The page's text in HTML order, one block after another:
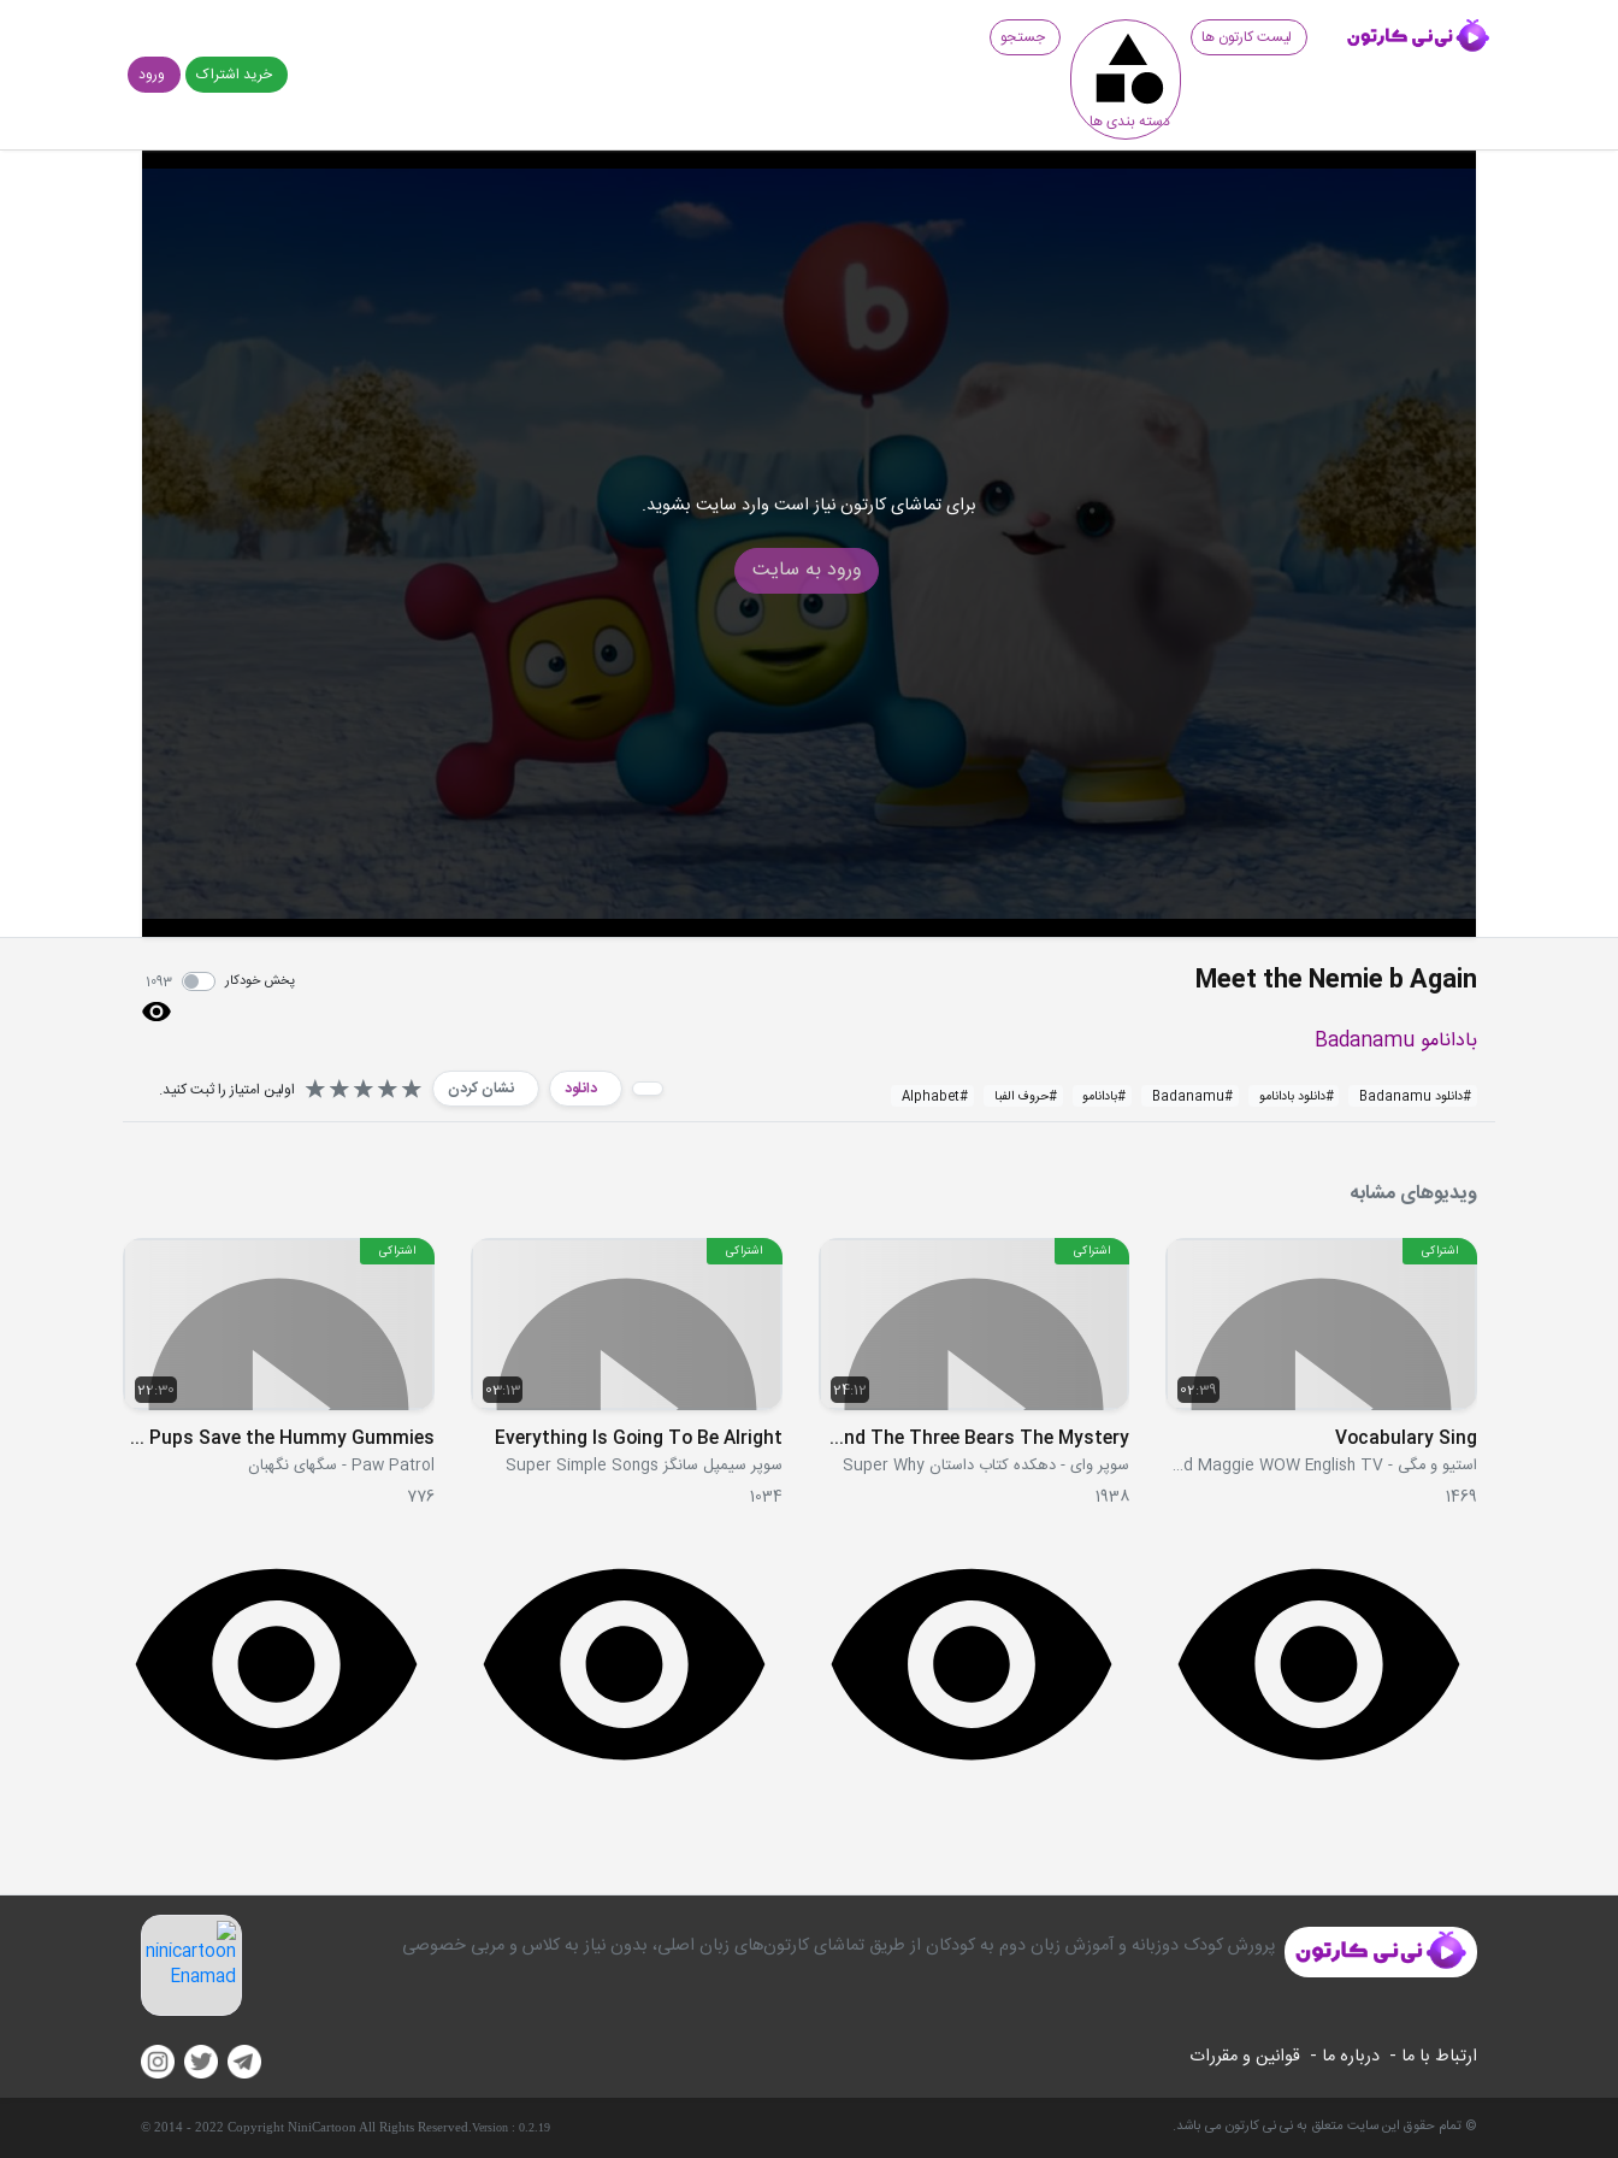
لیست کارتون ها
دسته بندی ها
جستجو
خرید اشتراک
ورود
برای تماشای کارتون نیاز است وارد سایت بشوید.
ورود به سایت
Meet the Nemie b Again پخش خودکار 1093
بادانامو Badanamu
#دانلود Badanamu #دانلود بادانامو #
Badanamu
#بادانامو #حروف الفبا #
Alphabet دانلود نشان کردن اولین امتیاز را ثبت کنید.
ویدیوهای مشابه
02:39
اشتراکی
Vocabulary Sing
استیو و مگی - Steve and Maggie WOW English TV
1469
24:12
اشتراکی
S01E24 - Goldilocks And The Three Bears The Mystery
سوپر وای - دهکده کتاب داستان Super Why
1938
03:13
اشتراکی
Everything Is Going To Be Alright
سوپر سیمپل سانگز Super Simple Songs
1034
22:30
اشتراکی
S08E40-41 - Pups Save a Lonesome Walrus Pups Save the Hummy Gummies
Paw Patrol - سگهای نگهبان
776
پرورش کودک دوزبانه و آموزش زبان دوم به کودکان از طریق تماشای کارتون‌های زبان اصلی، بدون نیاز به کلاس و مربی خصوصی
ارتباط با ما - درباره ما - قوانین و مقررات
© تمام حقوق این سایت متعلق به نی نی کارتون می باشد. © 2014 - 2022 Copyright NiniCartoon All Rights Reserved. Version : 0.2.19